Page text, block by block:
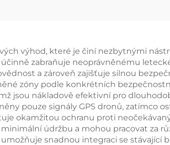
výhod, které je činí nezbytnými
zabraňuje neoprávněnému
a zároveň zajišťuje silnou
zóny podle konkrétních
jsou nákladově efektivní pro
pouze signály GPS dronů, zatímco
okamžitou ochranu proti
údržbu a mohou pracovat za
snadnou integraci se stávající